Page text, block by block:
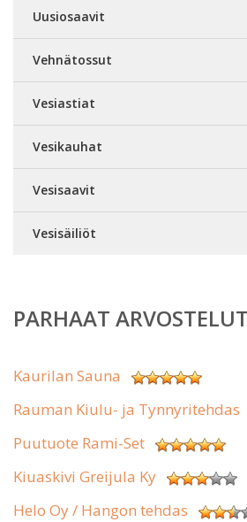
Uusiosaavit
Vehnätossut
Vesiastiat
Vesikauhat
Vesisaavit
Vesisäiliöt
PARHAAT ARVOSTELUT
Kaurilan Sauna
Rauman Kiulu- ja Tynnyritehdas
Puutuote Rami-Set
Kiuaskivi Greijula Ky
Helo Oy / Hangon tehdas